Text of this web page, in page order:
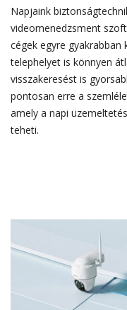
Napjaink
videomenedzsment
cégek egyre
telephelyet is könnyen
visszakeresést is
pontosan erre a
amely a napi
teheti.